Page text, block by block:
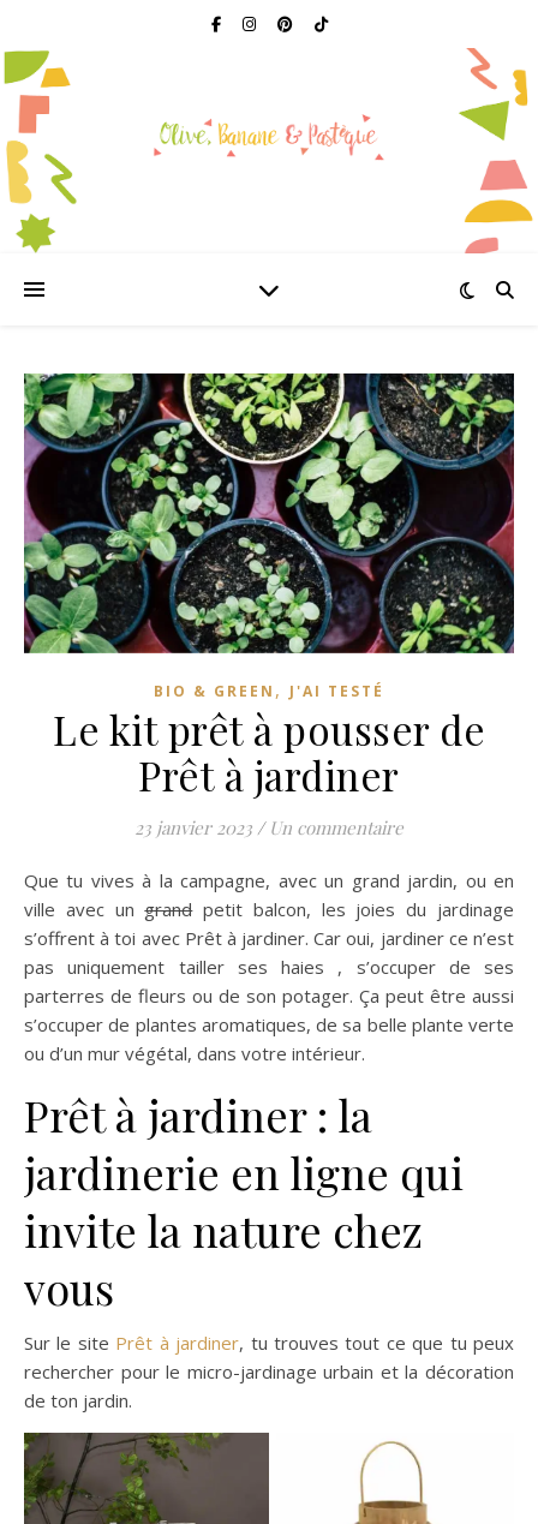
BIO & GREEN , J'AI TESTÉ
Le kit prêt à pousser de
Prêt à jardiner
23 janvier 2023 / Un commentaire
Que tu vives à la campagne, avec un grand jardin, ou en
ville avec ungrandpetit balcon, les joies du jardinage
s’offrent à toi avec Prêt à jardiner. Car oui, jardiner ce n’est
pas uniquement tailler ses haies , s’occuper de ses
parterres de fleurs ou de son potager. Ça peut être aussi
s’occuper de plantes aromatiques, de sa belle plante verte
ou d’un mur végétal, dans votre intérieur.
Prêt à jardiner : la
jardinerie en ligne qui
invite la nature chez
vous
Sur le site Prêt à jardiner, tu trouves tout ce que tu peux
rechercher pour le micro-jardinage urbain et la décoration
de ton jardin.